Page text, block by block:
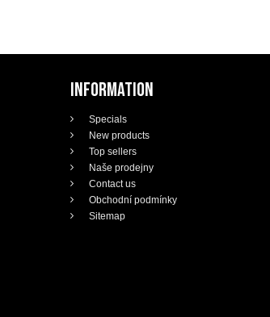
INFORMATION
Specials
New products
Top sellers
Naše prodejny
Contact us
Obchodní podmínky
Sitemap